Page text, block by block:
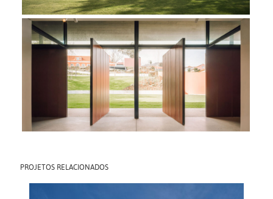
PROJETOS RELACIONADOS